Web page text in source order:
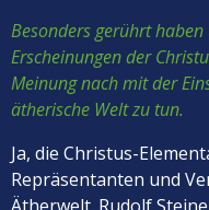
Besonders gerührt
Erscheinungen der
Meinung nach mit der
ätherische Welt zu tun.
Ja, die Christus-
Repräsentanten und
Ätherwelt. Rudolf